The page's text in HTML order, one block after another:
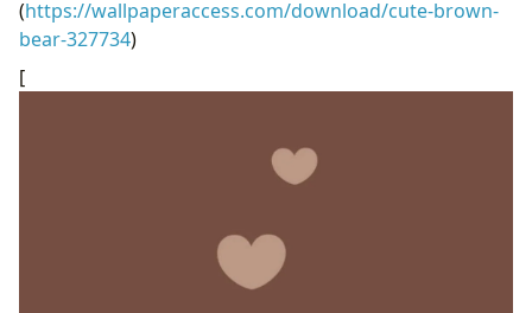
(https://wallpaperaccess.com/download/cute-brown-
bear-327734)
[